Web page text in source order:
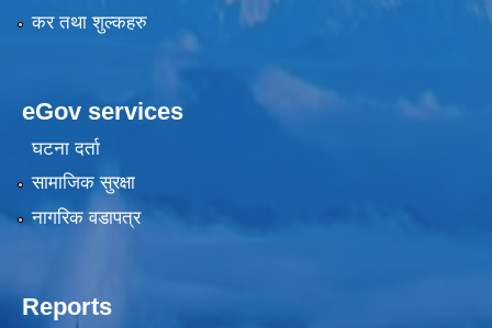
कर तथा शुल्कहरु
eGov services
घटना दर्ता
सामाजिक सुरक्षा
नागरिक वडापत्र
Reports